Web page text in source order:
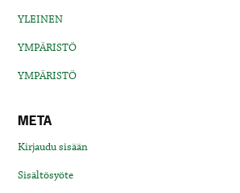
YLEINEN
YMPÄRISTÖ
YMPÄRISTÖ
META
Kirjaudu sisään
Sisältösyöte